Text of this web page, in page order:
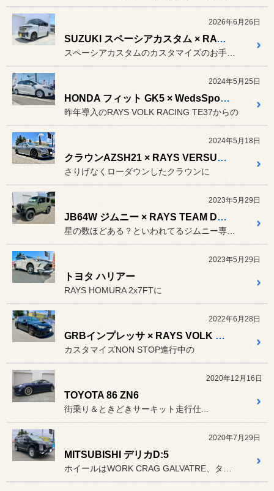
2026年6月26日
SUZUKI スペーシアカスタム × RAYS TE37 シャイニングブロンズメタル
2024年5月25日
HONDA フィット GK5 × WedsSport RACING
昨年導入のRAYS VOLK RACING TE37からの
2024年5月18日
クラウンAZSH21 × RAYS VERSUS VMF C-01 × POTENZA Adrenalin RE004
さりげなくローダウンしたクラウンに
2023年5月29日
JB64W ジムニー × RAYS TEAM DAYTONA M9 × DUELER A/T 001
2023年5月29日
トヨタ ハリアー
RAYS HOMURA 2x7FTに
2022年6月28日
GRBインプレッサ × RAYS VOLK RACING TE37 おかわりいただきました(^^♪
カスタマイズNON STOP進行中の
2020年12月16日
TOYOTA 86 ZN6
街乗り＆ときどきサーキット走行仕...
2020年7月29日
MITSUBISHI デリカD:5